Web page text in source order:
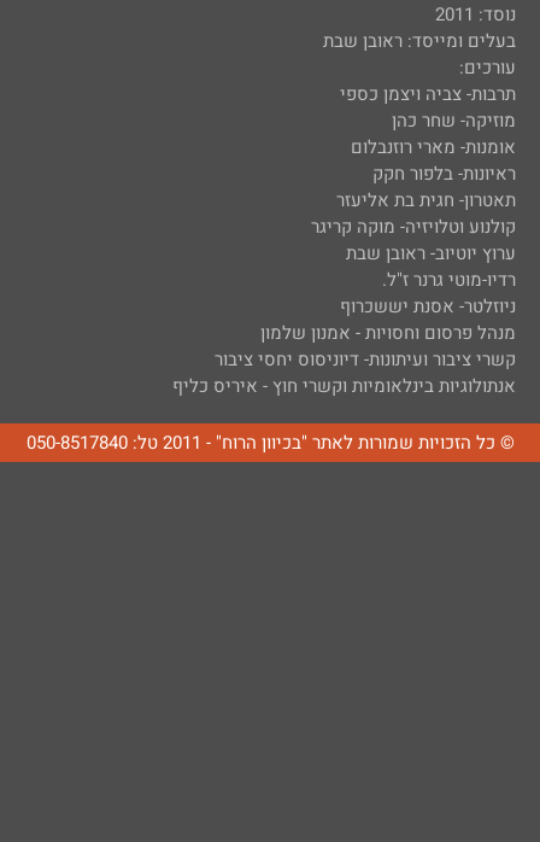
נוסד: 2011
בעלים ומייסד: ראובן שבת
עורכים:
תרבות- צביה ויצמן כספי
מוזיקה- שחר כהן
אומנות- מארי רוזנבלום
ראיונות- בלפור חקק
תאטרון- חגית בת אליעזר
קולנוע וטלויזיה- מוקה קריגר
ערוץ יוטיוב- ראובן שבת
רדיו-מוטי גרנר ז"ל.
ניוזלטר- אסנת יששכרוף
מנהל פרסום וחסויות - אמנון שלמון
קשרי ציבור ועיתונות- דיוניסוס יחסי ציבור
אנתולוגיות בינלאומיות וקשרי חוץ - איריס כליף
© כל הזכויות שמורות לאתר "בכיוון הרוח" - 2011 טל: 050-8517840